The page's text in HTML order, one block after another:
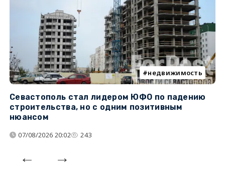
недвижимость
Севастополь стал лидером ЮФО по падению
строительства, но с одним позитивным
нюансом
07/08/2026 20:02 243